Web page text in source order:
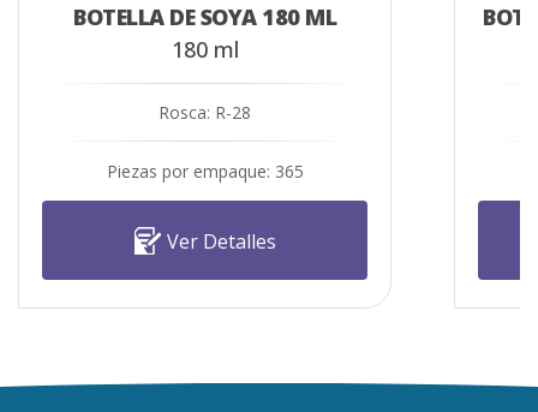
BOTELLA DE SOYA 180 ML
180 ml
Rosca: R-28
Piezas por empaque: 365
Ver Detalles